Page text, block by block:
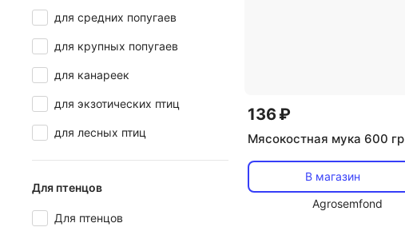
для средних попугаев
для крупных попугаев
для канареек
для экзотических птиц
для лесных птиц
Для птенцов
Для птенцов
136 ₽
Мясокостная мука 600 гр
В магазин
Agrosemfond